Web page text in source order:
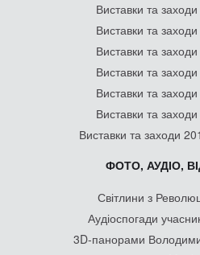
Виставки та
Виставки та
Виставки та
Виставки та
Виставки та
Виставки та
Виставки та заходи
ФОТО, АУДІО,
Світлини з
Аудіоспогади
3D-панорами